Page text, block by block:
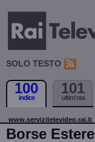
SOLO TESTO
100
indice
101
ultim'ora
www.servizitelevideo.rai.it
Borse Estere